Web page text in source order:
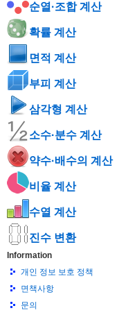
순열·조합 계산
확률 계산
면적 계산
부피 계산
삼각형 계산
소수·분수 계산
약수·배수의 계산
비율 계산
수열 계산
진수 변환
Information
개인 정보 보호 정책
면책사항
문의